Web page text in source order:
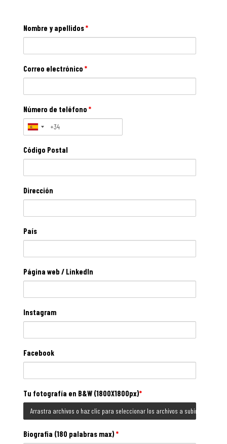
Nombre y apellidos*
Correo electrónico *
Número de teléfono *
Código Postal
Dirección
País
Página web / LinkedIn
Instagram
Facebook
Tu fotografía en B&W (1800X1800px)*
Arrastra archivos o haz clic para seleccionar los archivos a subir
Biografia (180 palabras max)*